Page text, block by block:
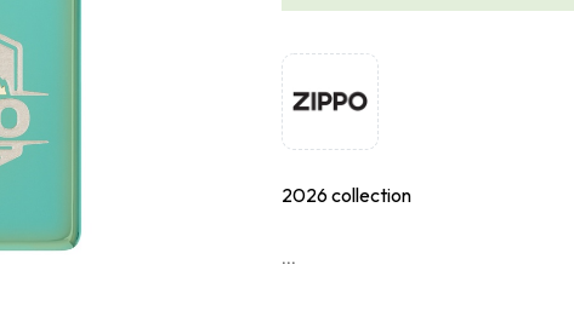
2026 collection
...